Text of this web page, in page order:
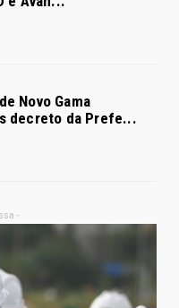
Novo Gama
decreto da Prefe...
-